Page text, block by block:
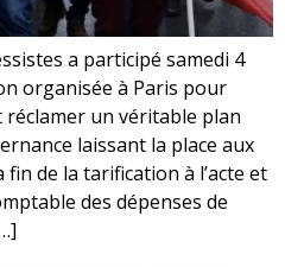
a participé samedi 4
organisée à Paris pour
un véritable plan
laissant la place aux
de la tarification à l’acte et
des dépenses de